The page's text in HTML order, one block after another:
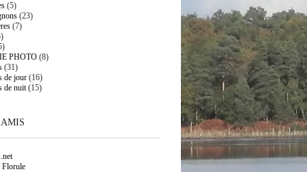
(5)
(23)
(7)
PHOTO(8)
(31)
de jour(16)
de nuit(15)
Florule